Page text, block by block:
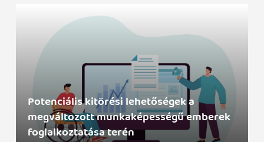
Potenciális kitörési lehetőségek a
megváltozott munkaképességű emberek
foglalkoztatása terén